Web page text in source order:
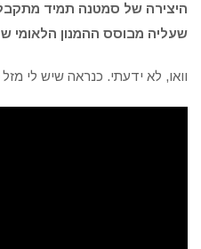
היצירה של סמטנה תמיד
שעליה מבוסס ההמנון הלאומי
וואו, לא ידעתי. כנראה שיש לי